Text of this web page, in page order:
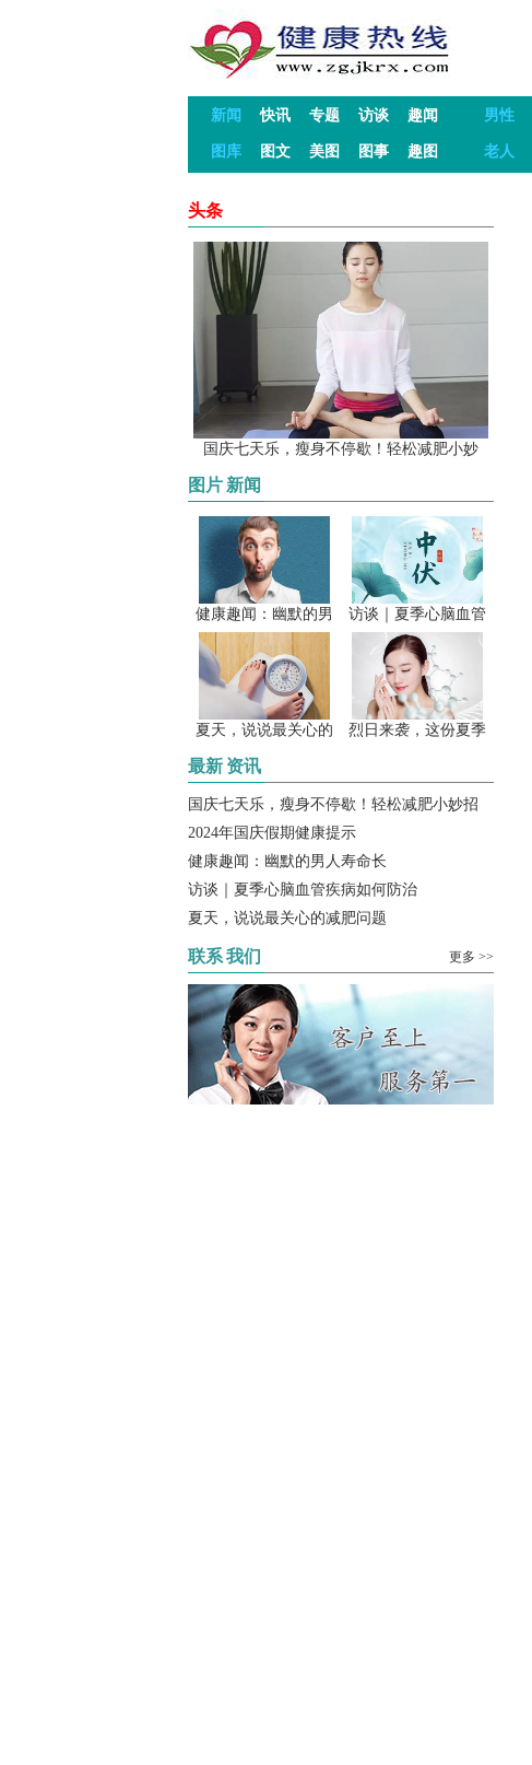
新闻 快讯 专题 访谈 趣闻 男性
图库 图文 美图 图事 趣图 老人
头条
国庆七天乐，瘦身不停歇！轻松减肥小妙
图片 新闻
健康趣闻：幽默的男 访谈｜夏季心脑血管
夏天，说说最关心的 烈日来袭，这份夏季
最新 资讯
国庆七天乐，瘦身不停歇！轻松减肥小妙招
2024年国庆假期健康提示
健康趣闻：幽默的男人寿命长
访谈｜夏季心脑血管疾病如何防治
夏天，说说最关心的减肥问题
联系我们 更多 >>